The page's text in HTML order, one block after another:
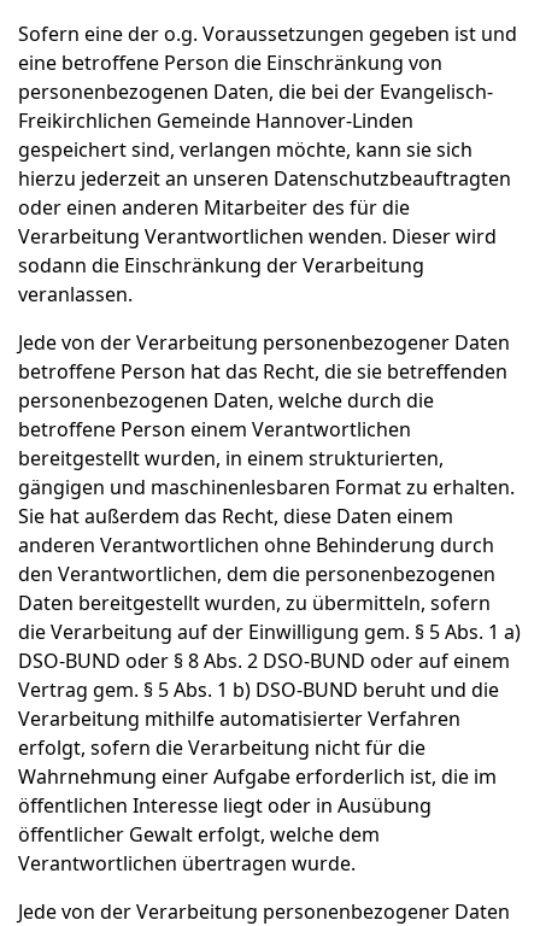
Sofern eine der o.g. Voraussetzungen gegeben ist und
eine betroffene Person die Einschränkung von
personenbezogenen Daten, die bei der Evangelisch-
Freikirchlichen Gemeinde Hannover-Linden
gespeichert sind, verlangen möchte, kann sie sich
hierzu jederzeit an unseren Datenschutzbeauftragten
oder einen anderen Mitarbeiter des für die
Verarbeitung Verantwortlichen wenden. Dieser wird
sodann die Einschränkung der Verarbeitung
veranlassen.
Jede von der Verarbeitung personenbezogener Daten
betroffene Person hat das Recht, die sie betreffenden
personenbezogenen Daten, welche durch die
betroffene Person einem Verantwortlichen
bereitgestellt wurden, in einem strukturierten,
gängigen und maschinenlesbaren Format zu erhalten.
Sie hat außerdem das Recht, diese Daten einem
anderen Verantwortlichen ohne Behinderung durch
den Verantwortlichen, dem die personenbezogenen
Daten bereitgestellt wurden, zu übermitteln, sofern
die Verarbeitung auf der Einwilligung gem. § 5 Abs. 1 a)
DSO-BUND oder § 8 Abs. 2 DSO-BUND oder auf einem
Vertrag gem. § 5 Abs. 1 b) DSO-BUND beruht und die
Verarbeitung mithilfe automatisierter Verfahren
erfolgt, sofern die Verarbeitung nicht für die
Wahrnehmung einer Aufgabe erforderlich ist, die im
öffentlichen Interesse liegt oder in Ausübung
öffentlicher Gewalt erfolgt, welche dem
Verantwortlichen übertragen wurde.
Jede von der Verarbeitung personenbezogener Daten